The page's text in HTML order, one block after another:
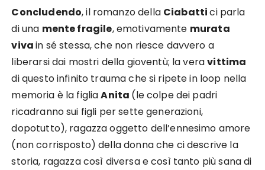
Concludendo, il romanzo della Ciabattici parla
di una mente fragile, emotivamente murata
vivain sé stessa, che non riesce davvero a
liberarsi dai mostri della gioventù; la veravittima
di questo infinito trauma che si ripete in loop nella
memoria è la figliaAnita (le colpe dei padri
ricadranno sui figli per sette generazioni,
dopotutto), ragazza oggetto dell’ennesimo amore
(non corrisposto) della donna che ci descrive la
storia, ragazza così diversa e così tanto più sana di